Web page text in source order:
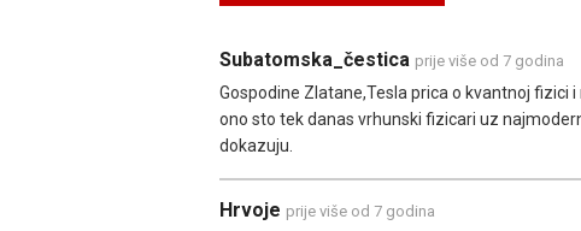
Subatomska_čestica prije više od 7 godina
Gospodine Zlatane,Tesla prica o kvantnoj fizici
ono sto tek danas vrhunski fizicari uz
dokazuju.
Hrvoje prije više od 7 godina